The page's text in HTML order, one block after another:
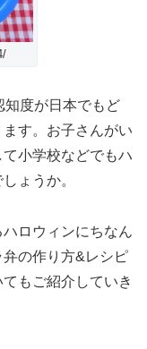
知度が日本でもど
す。お子さんがい
小学校などでもハ
ょうか。
ロウィンにちなん
の作り方&レシピ
もご紹介していき